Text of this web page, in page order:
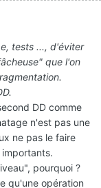
tests ..., d'éviter
que l'on
DD comme
n'est pas une
ne pas le faire
pourquoi ?
qu'une opération